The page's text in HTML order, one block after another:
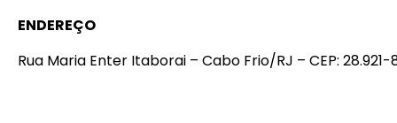
ENDEREÇO
Rua Maria Enter Itaborai – Cabo Frio/RJ – CEP: